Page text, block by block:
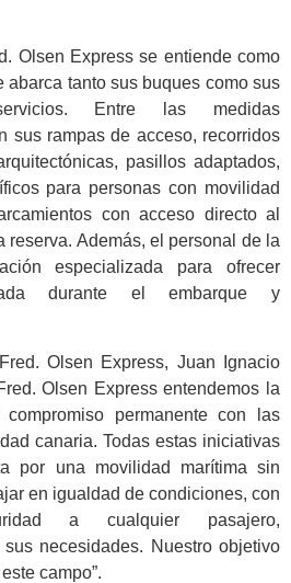
Olsen Express se entiende como
abarca tanto sus buques como sus
Entre las medidas
sus rampas de acceso, recorridos
pasillos adaptados,
para personas con movilidad
con acceso directo al
reserva. Además, el personal de la
especializada para ofrecer
durante el embarque y
Olsen Express, Juan Ignacio
Olsen Express entendemos la
permanente con las
canaria. Todas estas iniciativas
por una movilidad marítima sin
en igualdad de condiciones, con
a cualquier pasajero,
necesidades. Nuestro objetivo
campo”.